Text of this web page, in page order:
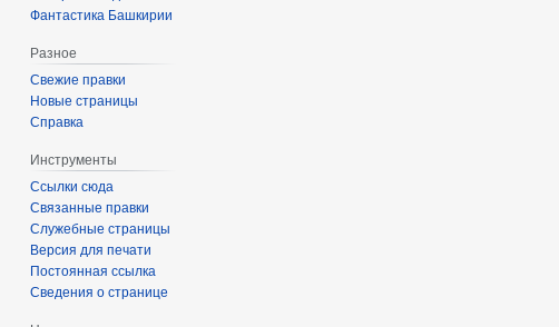
Фантастика Башкирии
Разное
Свежие правки
Новые страницы
Справка
Инструменты
Ссылки сюда
Связанные правки
Служебные страницы
Версия для печати
Постоянная ссылка
Сведения о странице